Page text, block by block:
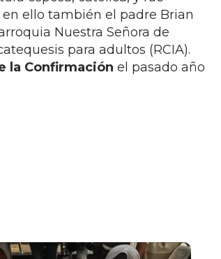
ello también el padre Brian
Nuestra Señora de
para adultos (RCIA).
la Confirmación el pasado año